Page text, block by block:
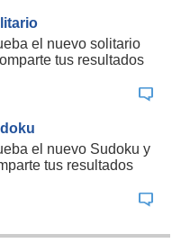
el nuevo solitario
tus resultados
el nuevo Sudoku y
tus resultados